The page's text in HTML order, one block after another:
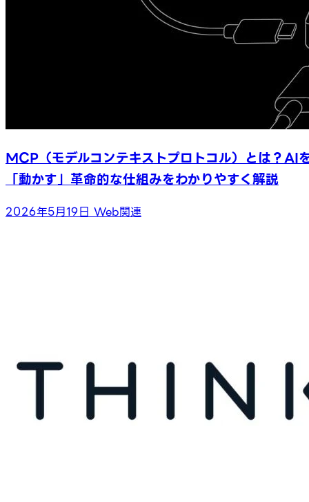
MCP（モデルコンテキストプロトコル）とは？AI
「動かす」革命的な仕組みをわかりやすく解説
2026年5月19日 Web関連